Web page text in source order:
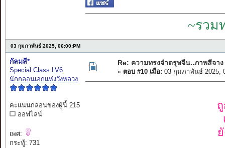
~รวม
03 กุมภาพันธ์ 2025, 06:00:PM
กัลมลี*
Special Class LV6
นักกลอนเอกแห่งวังหลวง
คะแนนกลอนของผู้นี้ 215
ออฟไลน์
เพศ:
กระทู้: 731
Re: ความทรงจำตรุษจีน..ภาพสีจาง
« ตอบ #10 เมื่อ: 03 กุมภาพันธ์ 2025,